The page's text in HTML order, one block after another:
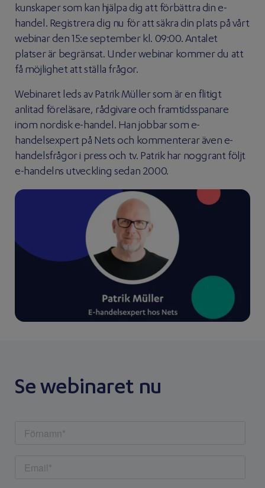
kunskaper som kan hjälpa dig att förbättra din e-
handel. Registrera dig nu för att säkra din plats på vårt
webinar den 15:e september kl. 09:00. Antalet
platser är begränsat. Under webinar kommer du att
få möjlighet att ställa frågor.
Webinaret leds av Patrik Müller som är en flitigt
anlitad föreläsare, rådgivare och framtidsspanare
inom nordisk e-handel. Han jobbar som e-
handelsexpert på Nets och kommenterar även e-
handelsfrågor i press och tv. Patrik har noggrant följt
e-handelns utveckling sedan 2000.
Se webinaret nu